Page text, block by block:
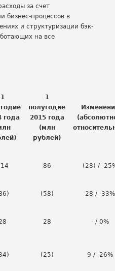
за счет
бизнес-процессов в
и структуризации бэк-
на все
1
года
1
полугодие
2015 года
(млн
рублей)
86 (28) / -
(58) 28 / -33%
28 - / 0%
(25) 9 / -26%